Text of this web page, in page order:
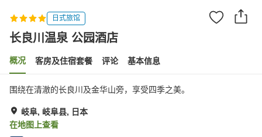
日式旅馆
长良川温泉 公园酒店
概况 客房及住宿套餐 评论 基本信息
围绕在清澈的长良川及金华山旁，享受四季之美。
岐阜, 岐阜县, 日本
在地图上查看